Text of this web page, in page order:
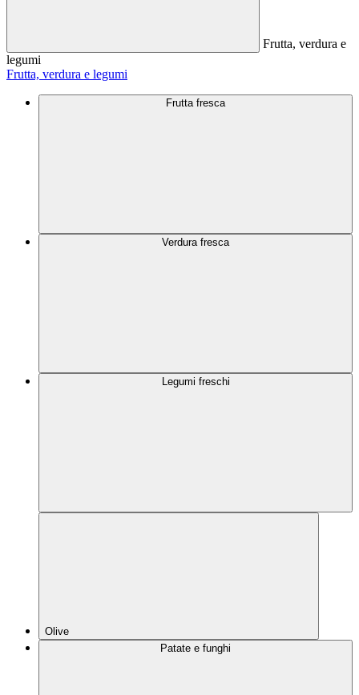
Frutta, verdura e
legumi
Frutta, verdura e legumi
Frutta fresca
Verdura fresca
Legumi freschi
Olive
Patate e funghi